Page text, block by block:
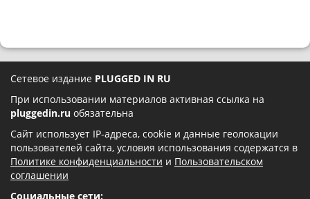
Сетевое издание PLUGGED IN RU
При использовании материалов активная ссылка на
pluggedin.ru обязательна
Сайт использует IP-адреса, cookie и данные геолокации
пользователей сайта, условия использования содержатся в
Политике конфиденциальности и Пользовательском
соглашении
Социальные сети: